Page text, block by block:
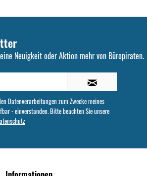
Neuigkeit oder Aktion mehr von Büropiraten.
Datenverarbeitungen zum Zwecke meines
- einverstanden. Bitte beachten Sie unsere